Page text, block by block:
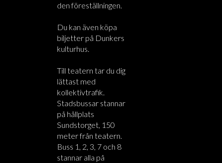
den föreställningen.
Du kan även köpa
biljetter på Dunkers
kulturhus.
Till teatern tar du dig
lättast med
kollektivtrafik.
Stadsbussar stannar
på hållplats
Sundstorget, 150
meter från teatern.
Buss 1, 2, 3, 7 och 8
stannar alla på